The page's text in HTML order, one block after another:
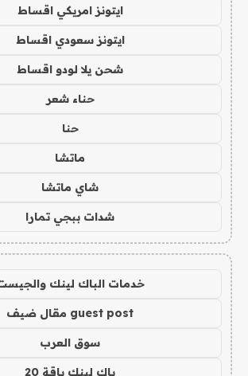
ايتونز امريكي اقساط
ايتونز سعودي اقساط
شحن يلا لودو اقساط
حناء شعر
حنا
ماتشا
شاي ماتشا
شدات ببجي تمارا
خدمات الباك لينك
guest post مقال ضيف
سوق العرب
باك لينك باقة 20